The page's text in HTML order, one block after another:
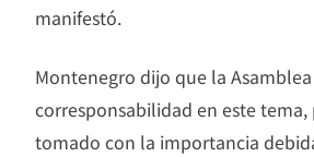
manifestó.
Montenegro dijo que la
corresponsabilidad en este
tomado con la importancia